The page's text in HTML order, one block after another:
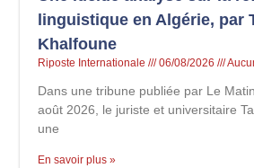
linguistique en Algérie, par
Khalfoune
Riposte Internationale 06/08/2026
Dans une tribune publiée par Le
août 2026, le juriste et universitaire
une
En savoir plus »